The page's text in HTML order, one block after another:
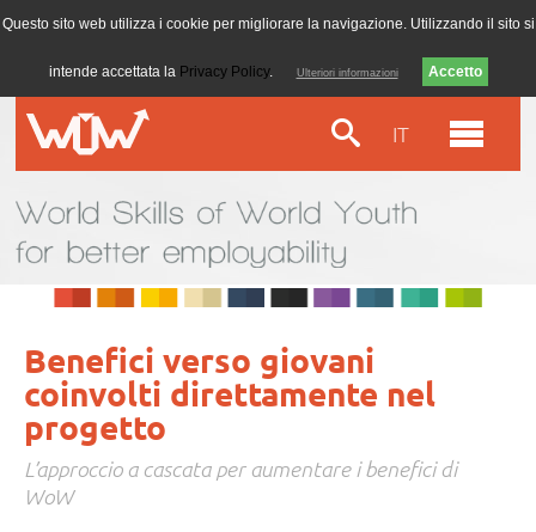
IT
Benefici verso giovani
coinvolti direttamente nel
progetto
L’approccio a cascata per aumentare i benefici di
WoW
Questo sito web utilizza i cookie per migliorare la navigazione. Utilizzando il sito si
intende accettata la Privacy Policy. Ulteriori informazioni